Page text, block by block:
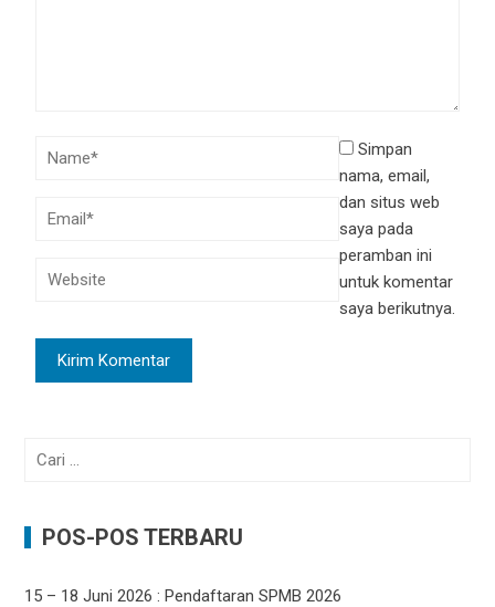
Simpan
nama, email,
dan situs web
saya pada
peramban ini
untuk komentar
saya berikutnya.
Cari
POS-POS TERBARU
15 – 18 Juni 2026 : Pendaftaran SPMB 2026